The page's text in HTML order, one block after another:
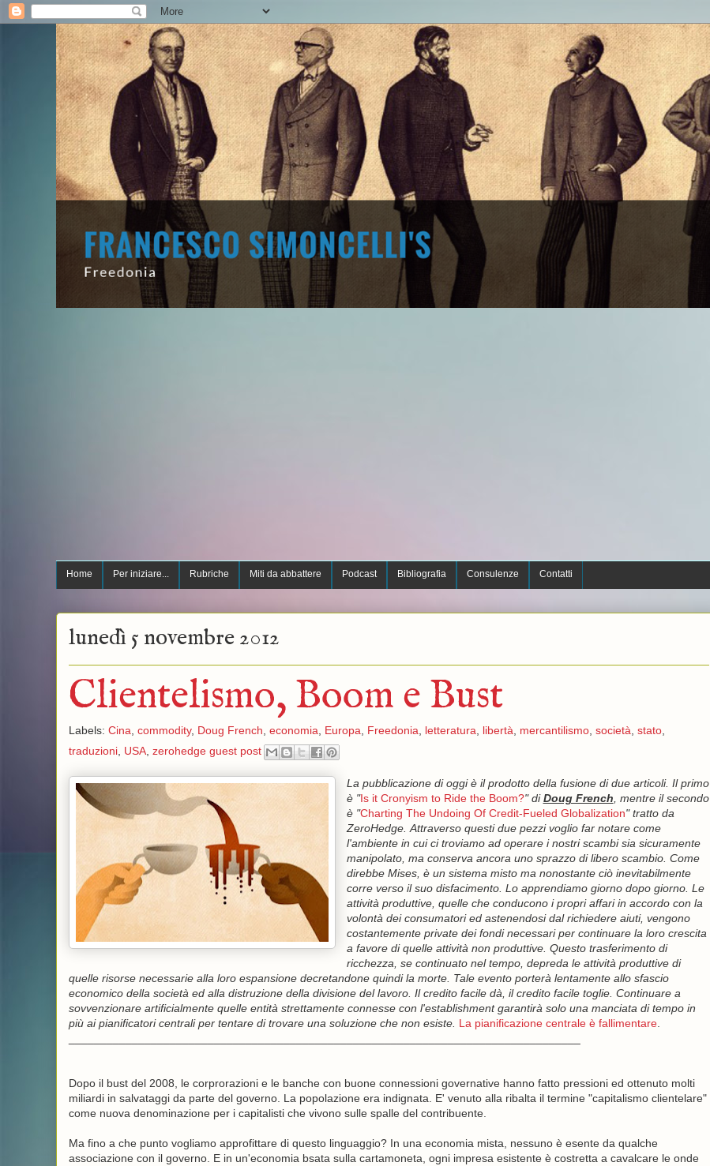
Home Per iniziare... Rubriche Miti da abbattere Podcast Bibliografia Consulenze Contatti
lunedì 5 novembre 2012
Clientelismo, Boom e Bust
Labels: Cina commodity, Doug French economia Europa Freedonia letteratura libertà mercantilismo, società stato,
traduzioni, USA, zerohedge guest post
La pubblicazione di oggi è il prodotto della fusione di due articoli. Il primo
è "Is it Cronyism to Ride the Boom?" diDoug French , mentre il secondo
è "Charting The Undoing Of Credit-Fueled Globalization" tratto da
ZeroHedge. Attraverso questi due pezzi voglio far notare come
l'ambiente in cui ci troviamo ad operare i nostri scambi sia sicuramente
manipolato, ma conserva ancora uno sprazzo di libero scambio. Come
direbbe Mises, è un sistema misto ma nonostante ciò inevitabilmente
corre verso il suo disfacimento. Lo apprendiamo giorno dopo giorno. Le
attività produttive, quelle che conducono i propri affari in accordo con la
volontà dei consumatori ed astenendosi dal richiedere aiuti, vengono
costantemente private dei fondi necessari per continuare la loro crescita
a favore di quelle attività non produttive. Questo trasferimento di
ricchezza, se continuato nel tempo, depreda le attività produttive di
quelle risorse necessarie alla loro espansione decretandone quindi la morte. Tale evento porterà lentamente allo sfascio
economico della società ed alla distruzione della divisione del lavoro. Il credito facile dà, il credito facile toglie. Continuare a
sovvenzionare artificialmente quelle entità strettamente connesse con l'establishment garantirà solo una manciata di tempo in
più ai pianificatori centrali per tentare di trovare una soluzione che non esiste. La pianificazione centrale è fallimentare.
Dopo il bust del 2008, le corprorazioni e le banche con buone connessioni governative hanno fatto pressioni ed ottenuto molti
miliardi in salvataggi da parte del governo. La popolazione era indignata. E' venuto alla ribalta il termine "capitalismo clientelare"
come nuova denominazione per i capitalisti che vivono sulle spalle del contribuente.
Ma fino a che punto vogliamo approfittare di questo linguaggio? In una economia mista, nessuno è esente da qualche
associazione con il governo. E in un'economia bsata sulla cartamoneta, ogni impresa esistente è costretta a cavalcare le onde